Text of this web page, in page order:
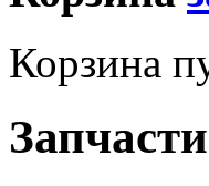
Корзина